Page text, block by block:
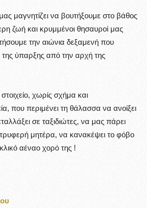
μας μαγνητίζει να βουτήξουμε στο βάθος
ζωή και κρυμμένοι θησαυροί μας
την αιώνια δεξαμενή που
της ύπαρξης από την αρχή της
χωρίς σχήμα και
που περιμένει τη θάλασσα να ανοίξει
σε ταξιδιώτες, να μας πάρει
μητέρα, να κανακέψει το φόβο
αέναο χορό της !